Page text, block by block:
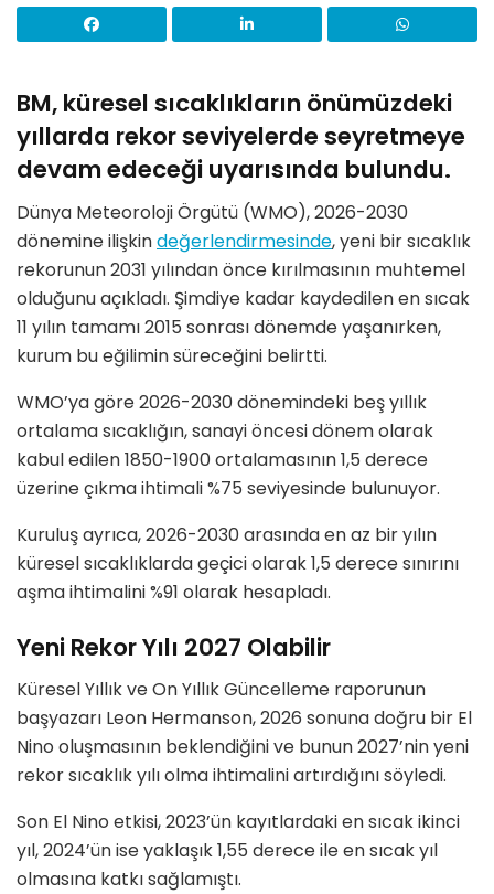
BM, küresel sıcaklıkların önümüzdeki
yıllarda rekor seviyelerde seyretmeye
devam edeceği uyarısında bulundu.
Dünya Meteoroloji Örgütü (WMO), 2026-2030
dönemine ilişkindeğerlendirmesinde, yeni bir sıcaklık
rekorunun 2031 yılından önce kırılmasının muhtemel
olduğunu açıkladı. Şimdiye kadar kaydedilen en sıcak
11 yılın tamamı 2015 sonrası dönemde yaşanırken,
kurum bu eğilimin süreceğini belirtti.
WMO’ya göre 2026-2030 dönemindeki beş yıllık
ortalama sıcaklığın, sanayi öncesi dönem olarak
kabul edilen 1850-1900 ortalamasının 1,5 derece
üzerine çıkma ihtimali %75 seviyesinde bulunuyor.
Kuruluş ayrıca, 2026-2030 arasında en az bir yılın
küresel sıcaklıklarda geçici olarak 1,5 derece sınırını
aşma ihtimalini %91 olarak hesapladı.
Yeni Rekor Yılı 2027 Olabilir
Küresel Yıllık ve On Yıllık Güncelleme raporunun
başyazarı Leon Hermanson, 2026 sonuna doğru bir El
Nino oluşmasının beklendiğini ve bunun 2027’nin yeni
rekor sıcaklık yılı olma ihtimalini artırdığını söyledi.
Son El Nino etkisi, 2023’ün kayıtlardaki en sıcak ikinci
yıl, 2024’ün ise yaklaşık 1,55 derece ile en sıcak yıl
olmasına katkı sağlamıştı.